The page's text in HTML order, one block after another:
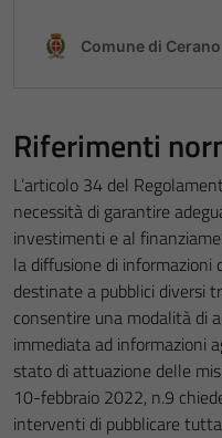
Riferimenti
L’articolo 34 del
necessità di garantire
investimenti e al
la diffusione di informazioni
destinate a pubblici diversi
consentire una modalità di
immediata ad informazioni
stato di attuazione delle
10-febbraio 2022, n.9
interventi di pubblicare